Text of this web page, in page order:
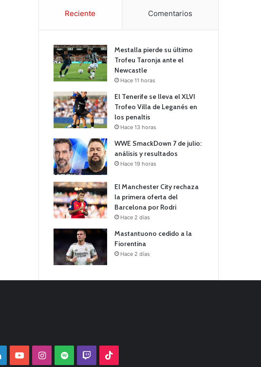
Reciente Comentarios
Mestalla pierde su último
Trofeu Taronja ante el
Newcastle
Hace 11 horas
El Tenerife se lleva el XLVI
Trofeo Villa de Leganés en
los penaltis
Hace 13 horas
WWE SmackDown 7 de julio:
análisis y resultados
Hace 19 horas
El Manchester City rechaza
la primera oferta del
Barcelona por Rodri
Hace 2 días
Mastantuono cedido a la
Fiorentina
Hace 2 días
LinkedInYouTubeInstagram
Spotify Twitch